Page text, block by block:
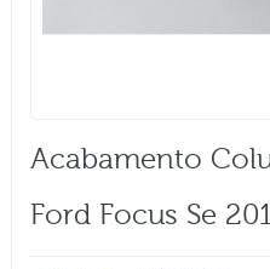
Acabamento
Ford Focus Se